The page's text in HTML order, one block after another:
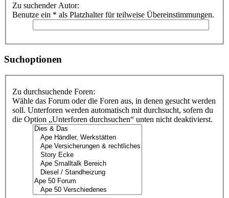
Zu suchender Autor:
Benutze ein * als Platzhalter für teilweise Übereinstimmungen.
Suchoptionen
Zu durchsuchende Foren:
Wähle das Forum oder die Foren aus, in denen gesucht werden
soll. Unterforen werden automatisch mit durchsucht, sofern du
die Option „Unterforen durchsuchen“ unten nicht deaktivierst.